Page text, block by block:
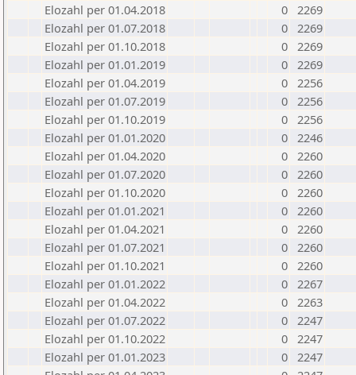
Elozahl per 01.04.2018
0 2269
Elozahl per 01.07.2018
0 2269
Elozahl per 01.10.2018
0 2269
Elozahl per 01.01.2019
0 2269
Elozahl per 01.04.2019
0 2256
Elozahl per 01.07.2019
0 2256
Elozahl per 01.10.2019
0 2256
Elozahl per 01.01.2020
0 2246
Elozahl per 01.04.2020
0 2260
Elozahl per 01.07.2020
0 2260
Elozahl per 01.10.2020
0 2260
Elozahl per 01.01.2021
0 2260
Elozahl per 01.04.2021
0 2260
Elozahl per 01.07.2021
0 2260
Elozahl per 01.10.2021
0 2260
Elozahl per 01.01.2022
0 2267
Elozahl per 01.04.2022
0 2263
Elozahl per 01.07.2022
0 2247
Elozahl per 01.10.2022
0 2247
Elozahl per 01.01.2023
0 2247